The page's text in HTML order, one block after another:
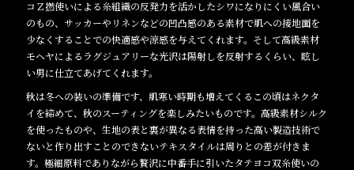
コＺ撚使いによる糸組織の反発力を活かしたシワになりにくい風合い
のもの、サッカーやリネンなどの凹凸感のある素材で肌への接地面を
少なくすることでの快適感や涼感を与えてくれます。そして高級素材
モヘヤによるラグジュアリーな光沢は陽射しを反射するくらい、眩し
い男に仕立てあげてくれます。
秋は冬への装いの準備です、肌寒い時期も増えてくるこの頃はネクタ
イを締めて、秋のスーティングを楽しみたいものです。高級素材シルク
を使ったものや、生地の表と裏が異なる表情を持った高い製造技術で
ないと作り出すことのできないテキスタイルは周りとの差が付きま
す。極細原料でありながら贅沢に中番手に引いたタテヨコ双糸使いの